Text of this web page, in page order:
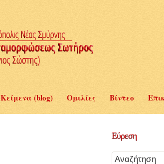
Κείμενα (blog) Ομιλίες Βίντεο
Εύρεση